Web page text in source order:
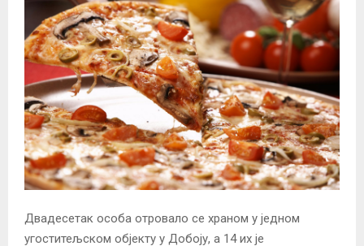
Двадесетак особа отровало се храном у једном
угоститељском објекту у Добоју, а 14 их је